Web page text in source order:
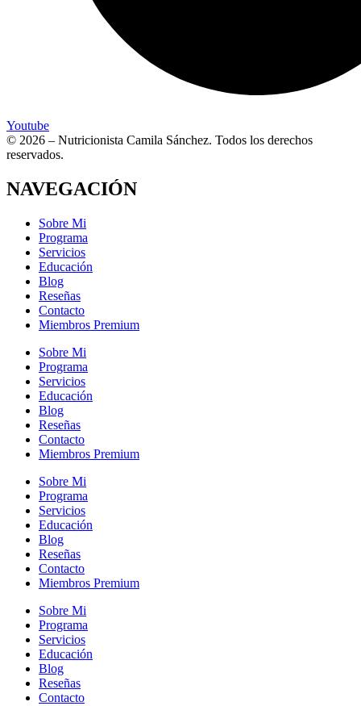
Youtube
© 2026 – Nutricionista Camila Sánchez. Todos los derechos
reservados.
NAVEGACIÓN
Sobre Mi
Programa
Servicios
Educación
Blog
Reseñas
Contacto
Miembros Premium
Sobre Mi
Programa
Servicios
Educación
Blog
Reseñas
Contacto
Miembros Premium
Sobre Mi
Programa
Servicios
Educación
Blog
Reseñas
Contacto
Miembros Premium
Sobre Mi
Programa
Servicios
Educación
Blog
Reseñas
Contacto